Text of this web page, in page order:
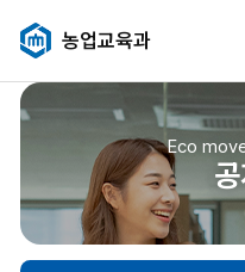
농업교육과
Eco